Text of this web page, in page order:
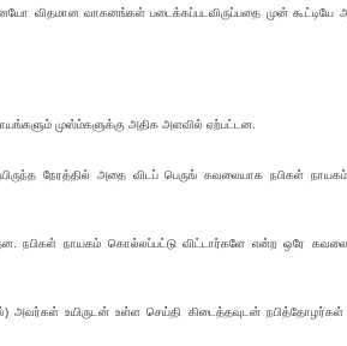
விதமான வாகனங்கள் படைக்கப்படவிருப்பதை முன் கூட்டியே
முஸ்ம்களுக்கு அதிக அளவில் ஏற்பட்டன.
நேரத்தில் அதை விடப் பெருங் கவலையாக நபிகள்
நபிகள் நாயகம் கொல்லப்பட்டு விட்டார்களே என்ற ஒரே
உயிருடன் உள்ள செய்தி கிடைத்தவுடன் நபித்தோழர்கள்